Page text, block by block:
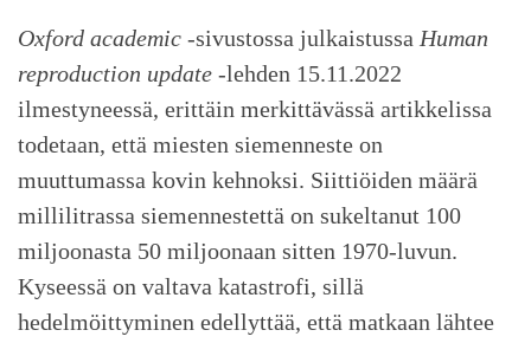
Oxford academic -sivustossa julkaistussa Human
reproduction update -lehden 15.11.2022
ilmestyneessä, erittäin merkittävässä artikkelissa
todetaan, että miesten siemenneste on
muuttumassa kovin kehnoksi. Siittiöiden määrä
millilitrassa siemennestettä on sukeltanut 100
miljoonasta 50 miljoonaan sitten 1970-luvun.
Kyseessä on valtava katastrofi, sillä
hedelmöittyminen edellyttää, että matkaan lähtee